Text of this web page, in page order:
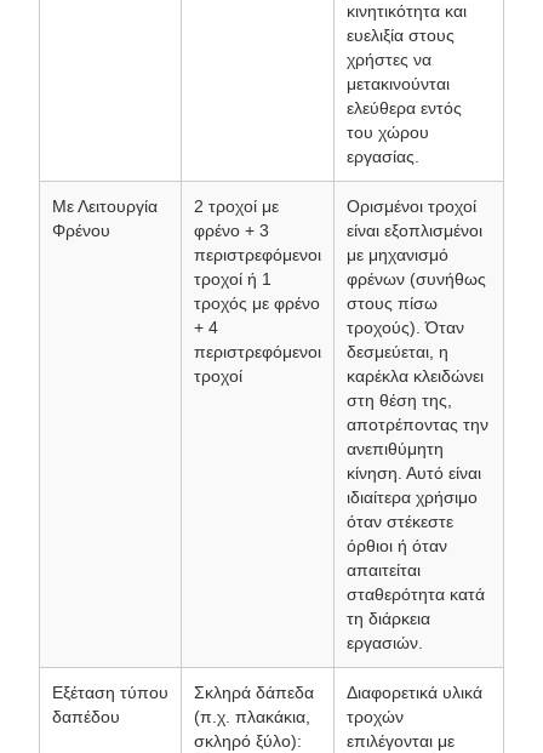
κινητικότητα και
ευελιξία στους
χρήστες να
μετακινούνται
ελεύθερα εντός
του χώρου
εργασίας.
Με Λειτουργία
Φρένου
2 τροχοί με
φρένο + 3
περιστρεφόμενοι
τροχοί ή 1
τροχός με φρένο
+ 4
περιστρεφόμενοι
τροχοί
Ορισμένοι τροχοί
είναι εξοπλισμένοι
με μηχανισμό
φρένων (συνήθως
στους πίσω
τροχούς). Όταν
δεσμεύεται, η
καρέκλα κλειδώνει
στη θέση της,
αποτρέποντας την
ανεπιθύμητη
κίνηση. Αυτό είναι
ιδιαίτερα χρήσιμο
όταν στέκεστε
όρθιοι ή όταν
απαιτείται
σταθερότητα κατά
τη διάρκεια
εργασιών.
Εξέταση τύπου
δαπέδου
Σκληρά δάπεδα
(π.χ. πλακάκια,
σκληρό ξύλο):
Διαφορετικά υλικά
τροχών
επιλέγονται με